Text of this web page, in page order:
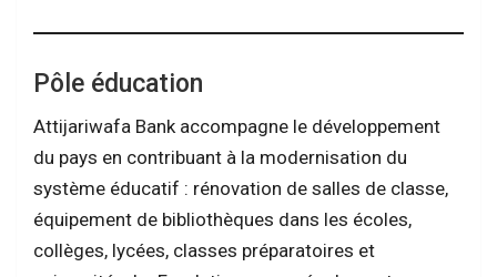
Pôle éducation
Attijariwafa Bank accompagne le développement
du pays en contribuant à la modernisation du
système éducatif : rénovation de salles de classe,
équipement de bibliothèques dans les écoles,
collèges, lycées, classes préparatoires et